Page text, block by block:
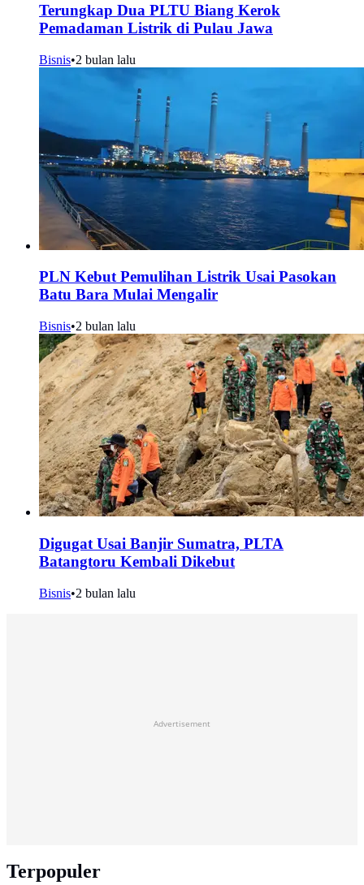
Terungkap Dua PLTU Biang Kerok
Pemadaman Listrik di Pulau Jawa
Bisnis•2 bulan lalu
PLN Kebut Pemulihan Listrik Usai Pasokan
Batu Bara Mulai Mengalir
Bisnis•2 bulan lalu
Digugat Usai Banjir Sumatra, PLTA
Batangtoru Kembali Dikebut
Bisnis•2 bulan lalu
Advertisement
Terpopuler